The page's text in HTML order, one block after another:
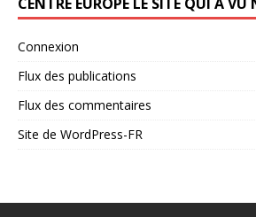
Connexion
Flux des publications
Flux des commentaires
Site de WordPress-FR